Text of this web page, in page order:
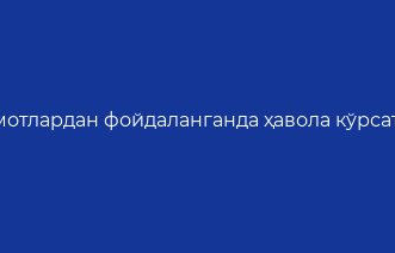
фойдаланганда ҳавола